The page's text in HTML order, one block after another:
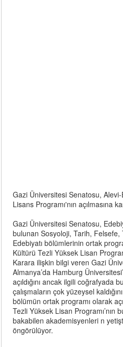
Gazi Üniversitesi Senatosu,
Lisans Programı'nın açılmasına
Gazi Üniversitesi Senatosu,
bulunan Sosyoloji, Tarih,
Edebiyatı bölümlerinin ortak
Kültürü Tezli Yüksek Lisan
Karara ilişkin bilgi veren Gazi
Almanya’da Hamburg
açıldığını ancak ilgili coğrafyada
çalışmaların çok yüzeysel
bölümün ortak programı olarak
Tezli Yüksek Lisan Programı’nın
bakabilen akademisyenleri n
öngörülüyor.